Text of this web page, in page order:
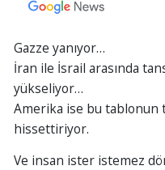
Gazze yanıyor…
İran ile İsrail arasında
yükseliyor…
Amerika ise bu tablonun
hissettiriyor.
Ve insan ister istemez